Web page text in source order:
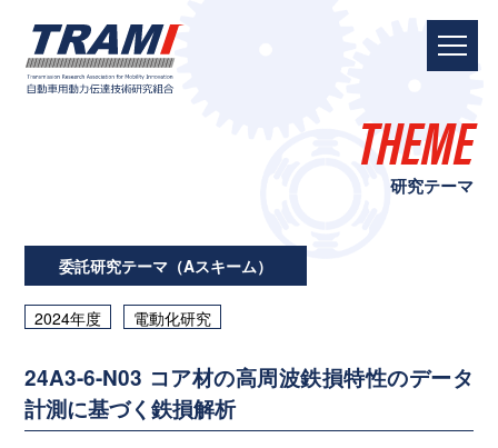
THEME
研究テーマ
委託研究テーマ（Aスキーム）
2024年度 電動化研究
24A3-6-N03 コア材の高周波鉄損特性のデータ
計測に基づく鉄損解析